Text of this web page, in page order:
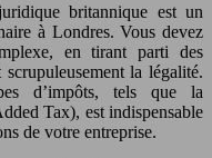
britannique est un
à Londres. Vous devez
en tirant parti des
la légalité.
d’impôts, tels que la
Tax), est indispensable
de votre entreprise.